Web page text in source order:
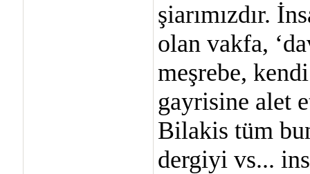
şiarımızdır.
olan vakfa,
meşrebe,
gayrisine alet
Bilakis tüm
dergiyi vs...